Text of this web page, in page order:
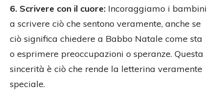
6. Scrivere con il cuore: Incoraggiamo i bambini
a scrivere ciò che sentono veramente, anche se
ciò significa chiedere a Babbo Natale come sta
o esprimere preoccupazioni o speranze. Questa
sincerità è ciò che rende la letterina veramente
speciale.